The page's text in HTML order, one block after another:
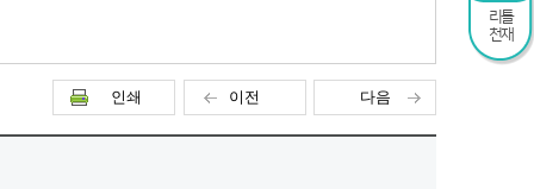
인쇄 이전 다음
리틀
천재